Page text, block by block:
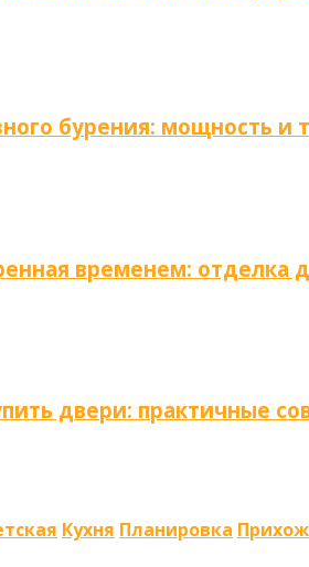
бурения: мощность и
временем: отделка
двери: практичные
Кухня Планировка